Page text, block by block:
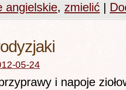
angielskie, zmielić |
05-24
i napoje